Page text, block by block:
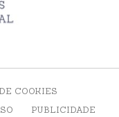
COOKIES
PUBLICIDADE